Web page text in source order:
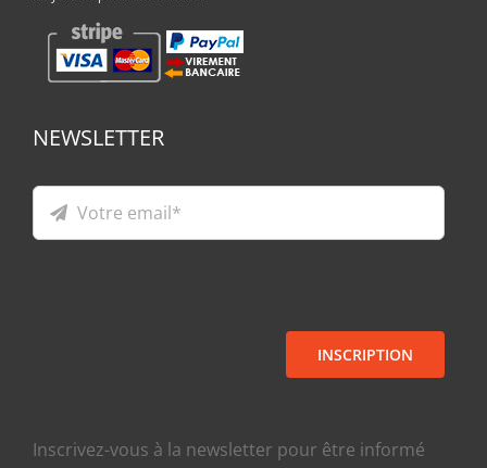
NEWSLETTER
INSCRIPTION
Inscrivez-vous à la newsletter pour être informé